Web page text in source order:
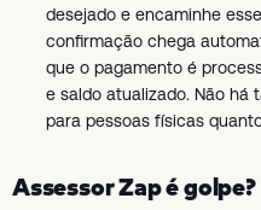
desejado e encaminhe
confirmação chega
que o pagamento é
e saldo atualizado. Não há
para pessoas físicas
Assessor Zap é golpe?